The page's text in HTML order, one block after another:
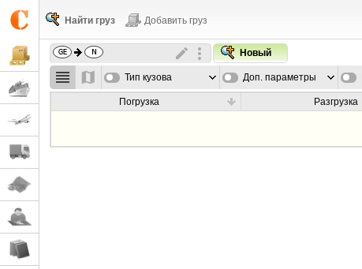
Найти груз Добавить груз
Новый
Тип кузова Доп. параметры
Погрузка Разгрузка